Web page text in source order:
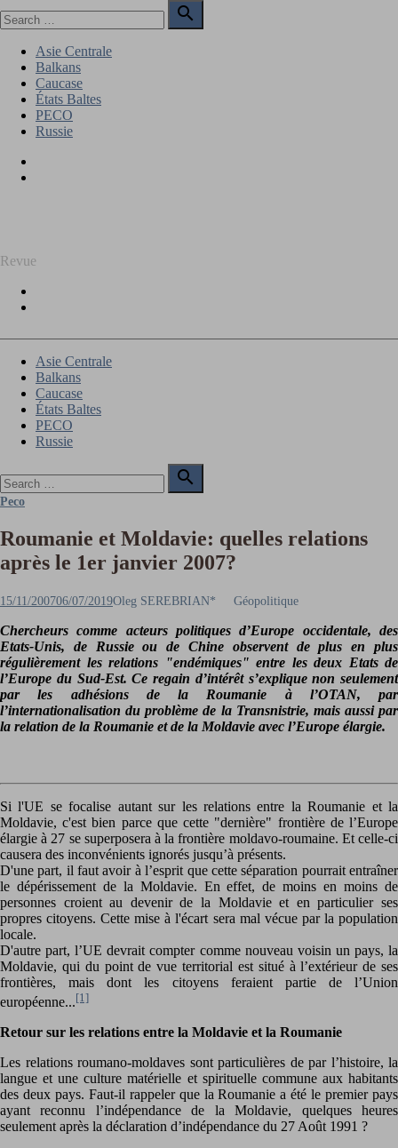
to
for:

Search
Asie Centrale
Balkans
Caucase
États Baltes
PECO
Russie
Revue
Asie Centrale
Balkans
Caucase
États Baltes
PECO
Russie
for:

Search
Peco
Roumanie et Moldavie: quelles relations
après le 1er janvier 2007?
Posted
15/11/200706/07/2019Author
Oleg SEREBRIAN* Géopolitique
Chercheurs comme acteurs politiques d’Europe occidentale, des
Etats-Unis, de Russie ou de Chine observent de plus en plus
régulièrement les relations "endémiques" entre les deux Etats de
l’Europe du Sud-Est. Ce regain d’intérêt s’explique non seulement
par les adhésions de la Roumanie à l’OTAN, par
l’internationalisation du problème de la Transnistrie, mais aussi par
la relation de la Roumanie et de la Moldavie avec l’Europe élargie.
Si l'UE se focalise autant sur les relations entre la Roumanie et la
Moldavie, c'est bien parce que cette "dernière" frontière de l’Europe
élargie à 27 se superposera à la frontière moldavo-roumaine. Et celle-ci
causera des inconvénients ignorés jusqu’à présents.
D'une part, il faut avoir à l’esprit que cette séparation pourrait entraîner
le dépérissement de la Moldavie. En effet, de moins en moins de
personnes croient au devenir de la Moldavie et en particulier ses
propres citoyens. Cette mise à l'écart sera mal vécue par la population
locale.
D'autre part, l’UE devrait compter comme nouveau voisin un pays, la
Moldavie, qui du point de vue territorial est situé à l’extérieur de ses
frontières, mais dont les citoyens feraient partie de l’Union
européenne...[1]
Retour sur les relations entre la Moldavie et la Roumanie
Les relations roumano-moldaves sont particulières de par l’histoire, la
langue et une culture matérielle et spirituelle commune aux habitants
des deux pays. Faut-il rappeler que la Roumanie a été le premier pays
ayant reconnu l’indépendance de la Moldavie, quelques heures
seulement après la déclaration d’indépendance du 27 Août 1991 ?